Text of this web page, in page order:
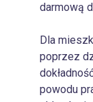
darmową
Dla
poprzez
powodu